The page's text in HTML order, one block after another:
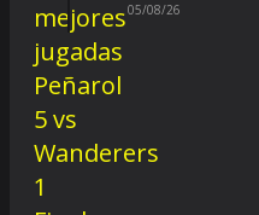
05/08/26